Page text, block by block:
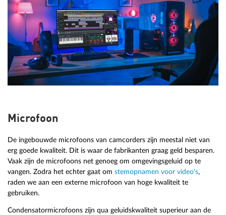
Microfoon
De ingebouwde microfoons van camcorders zijn meestal niet van
erg goede kwaliteit. Dit is waar de fabrikanten graag geld besparen.
Vaak zijn de microfoons net genoeg om omgevingsgeluid op te
vangen. Zodra het echter gaat om stemopnamen voor video's,
raden we aan een externe microfoon van hoge kwaliteit te
gebruiken.
Condensatormicrofoons zijn qua geluidskwaliteit superieur aan de